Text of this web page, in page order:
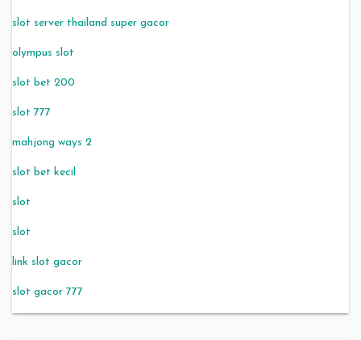
slot server thailand super gacor
olympus slot
slot bet 200
slot 777
mahjong ways 2
slot bet kecil
slot
slot
link slot gacor
slot gacor 777